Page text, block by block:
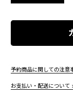
予約商品に関しての注意
お支払い・配送について